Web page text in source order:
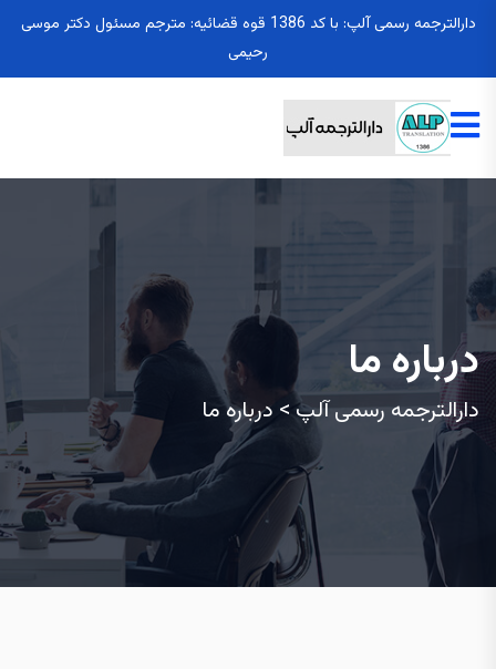
دارالترجمه رسمی آلپ: با کد 1386 قوه قضائیه: مترجم مسئول دکتر موسی
رحیمی
درباره ما
دارالترجمه رسمی آلپ> درباره ما